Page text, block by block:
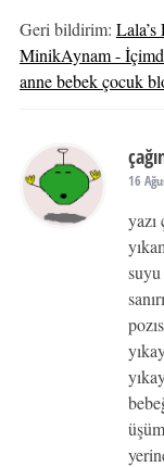
Geri bildirim:
MinikAynam -
anne bebek çocuk
16